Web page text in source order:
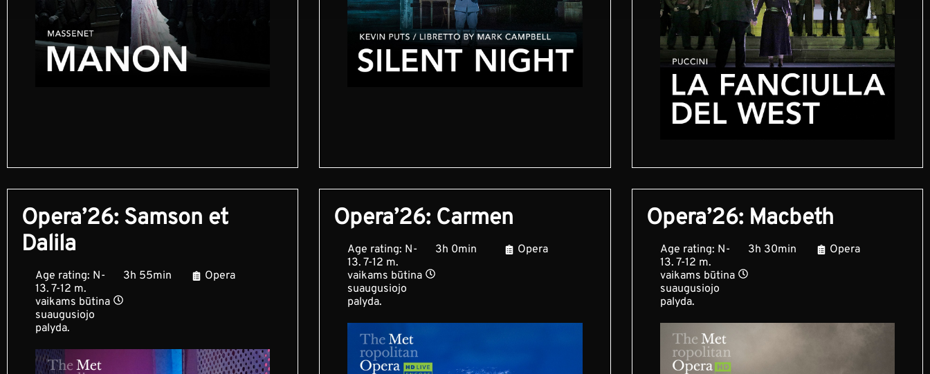
Opera’26: Samson et
Dalila
Age rating: N-
13. 7-12 m.
vaikams būtina
suaugusiojo
palyda.
3h 55min Opera
Opera’26: Carmen
Age rating: N-
13. 7-12 m.
vaikams būtina
suaugusiojo
palyda.
3h 0min Opera
Opera’26: Macbeth
Age rating: N-
13. 7-12 m.
vaikams būtina
suaugusiojo
palyda.
3h 30min Opera